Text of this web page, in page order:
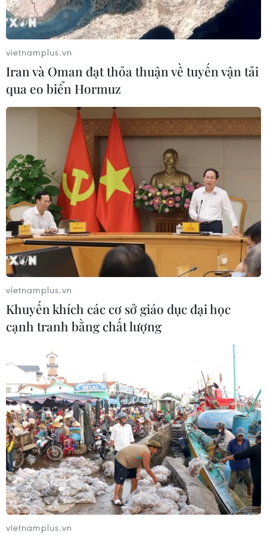
Đà Nẵng tổ chức Lễ hội Sâm Ngọc
Linh 2026: Cam kết 100% sâm thật
17/07/2026 06:09
Tìm ra cơ chế gây bệnh ung thư
xương hiếm gặp
17/07/2026 01:05
Tìm lời giải cho xu hướng gia tăng
ung thư phổi ở người trẻ không hút
thuốc
17/07/2026 01:00
Liệu pháp miễn dịch mở ra hướng
điều trị bệnh Alzheimer
16/07/2026 23:00
Bệnh nhân Ebola cuối cùng xuất
viện, Uganda đếm ngược đến ngày
hết dịch
16/07/2026 15:53
Xem thêm
vietnamplus.vn
Iran và Oman đạt thỏa thuận về tuyến vận tải
qua eo biển Hormuz
vietnamplus.vn
Khuyến khích các cơ sở giáo dục đại học
cạnh tranh bằng chất lượng
vietnamplus.vn